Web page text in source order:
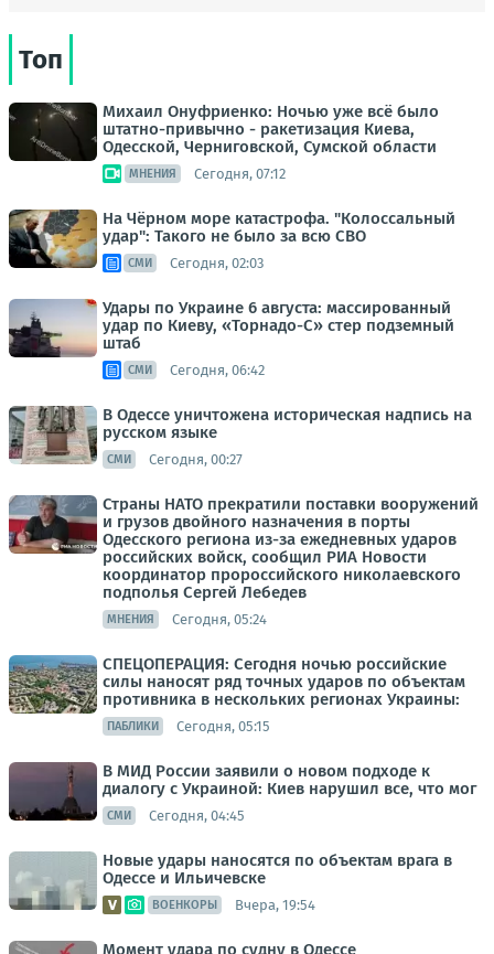
Топ
Михаил Онуфриенко: Ночью уже всё было
штатно-привычно - ракетизация Киева,
Одесской, Черниговской, Сумской области
МНЕНИЯ Сегодня, 07:12
На Чёрном море катастрофа. "Колоссальный
удар": Такого не было за всю СВО
СМИ Сегодня, 02:03
Удары по Украине 6 августа: массированный
удар по Киеву, «Торнадо-С» стер подземный
штаб
СМИ Сегодня, 06:42
В Одессе уничтожена историческая надпись на
русском языке
СМИ Сегодня, 00:27
Страны НАТО прекратили поставки вооружений
и грузов двойного назначения в порты
Одесского региона из-за ежедневных ударов
российских войск, сообщил РИА Новости
координатор пророссийского николаевского
подполья Сергей Лебедев
МНЕНИЯ Сегодня, 05:24
СПЕЦОПЕРАЦИЯ: Сегодня ночью российские
силы наносят ряд точных ударов по объектам
противника в нескольких регионах Украины:
ПАБЛИКИ Сегодня, 05:15
В МИД России заявили о новом подходе к
диалогу с Украиной: Киев нарушил все, что мог
СМИ Сегодня, 04:45
Новые удары наносятся по объектам врага в
Одессе и Ильичевске
ВОЕНКОРЫ Вчера, 19:54
Момент удара по судну в Одессе